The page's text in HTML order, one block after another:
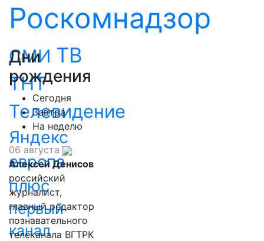
Роскомнадзор
СМИ ТВ
ТНТ
Телевидение
Яндекс
европа
плюс
первый
канал
Дни
рождения
Сегодня
Завтра
На неделю
06 августа
Алексей Денисов
российский
журналист,
главный редактор
познавательного
телеканала ВГТРК